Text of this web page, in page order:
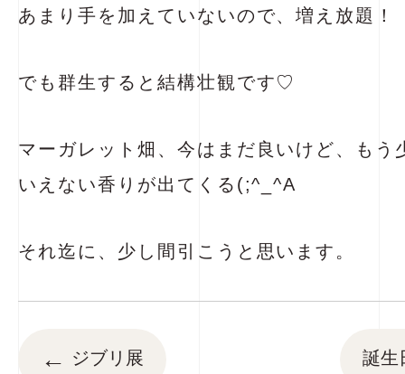
あまり手を加えていないので、増え放題！
でも群生すると結構壮観です♡
マーガレット畑、今はまだ良いけど、もう
いえない香りが出てくる(;^_^A
それ迄に、少し間引こうと思います。
← ジブリ展 誕生